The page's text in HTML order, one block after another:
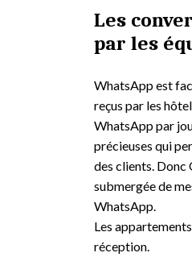
Les
par les
WhatsApp est
reçus par les
WhatsApp par
précieuses qui
des clients. Donc
submergée de
WhatsApp.
Les
réception.